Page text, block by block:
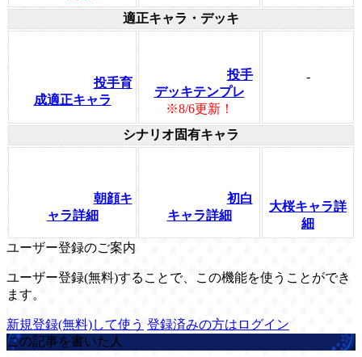
適正キャラ・デッキ
投手育
成適正キャラ
投手
デッキテンプレ
※8/6更新！
-
シナリオ固有キャラ
朝顔キ
ャラ詳細
初白
キャラ詳細
大桜キャラ詳
細
ユーザー登録のご案内
ユーザー登録(無料)することで、この機能を使うことができ
ます。
新規登録(無料)して使う 登録済みの方はログイン
この記事を書いた人